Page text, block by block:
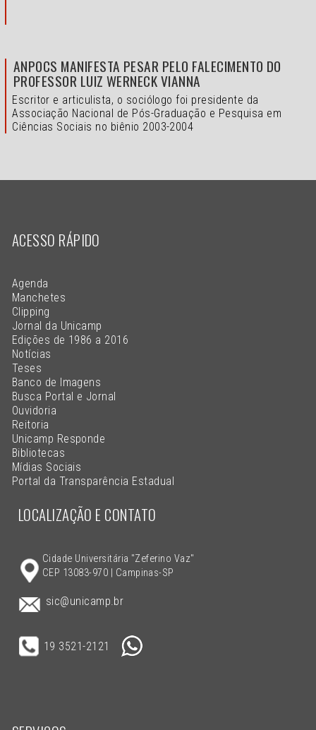
ANPOCS MANIFESTA PESAR PELO FALECIMENTO DO
PROFESSOR LUIZ WERNECK VIANNA
Escritor e articulista, o sociólogo foi presidente da
Associação Nacional de Pós-Graduação e Pesquisa em
Ciências Sociais no biênio 2003-2004
ACESSO RÁPIDO
Agenda
Manchetes
Clipping
Jornal da Unicamp
Edições de 1986 a 2016
Notícias
Teses
Banco de Imagens
Busca Portal e Jornal
Ouvidoria
Reitoria
Unicamp Responde
Bibliotecas
Mídias Sociais
Portal da Transparência Estadual
LOCALIZAÇÃO E CONTATO
Cidade Universitária "Zeferino Vaz"
CEP 13083-970 | Campinas-SP
sic@unicamp.br
19 3521-2121